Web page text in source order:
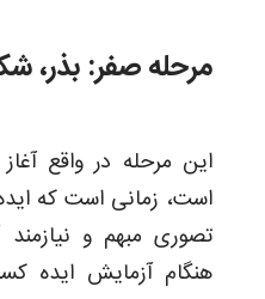
مرحله صفر: بذر،
این مرحله در واقع
است، زمانی است که
تصوری مبهم و
هنگام آزمایش ایده